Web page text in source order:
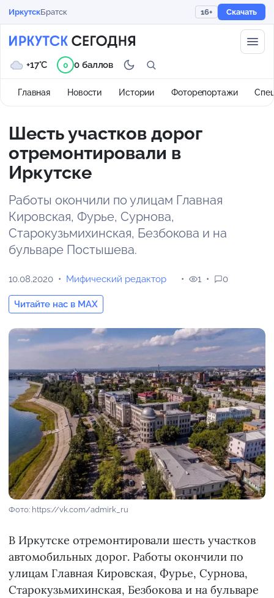
ИркутскБратск 16+ Скачать
Главная Новости Истории Фоторепортажи
+17°C 0 0 баллов
Шесть участков дорог
отремонтировали в
Иркутске
Работы окончили по улицам Главная
Кировская, Фурье, Сурнова,
Старокузьмихинская, Безбокова и на
бульваре Постышева.
10.08.2020 Мифический редактор
Читайте нас в MAX
1 0
Фото: https://vk.com/admirk_ru
В Иркутске отремонтировали шесть участков
автомобильных дорог. Работы окончили по
улицам Главная Кировская, Фурье, Сурнова,
Старокузьмихинская, Безбокова и на бульваре